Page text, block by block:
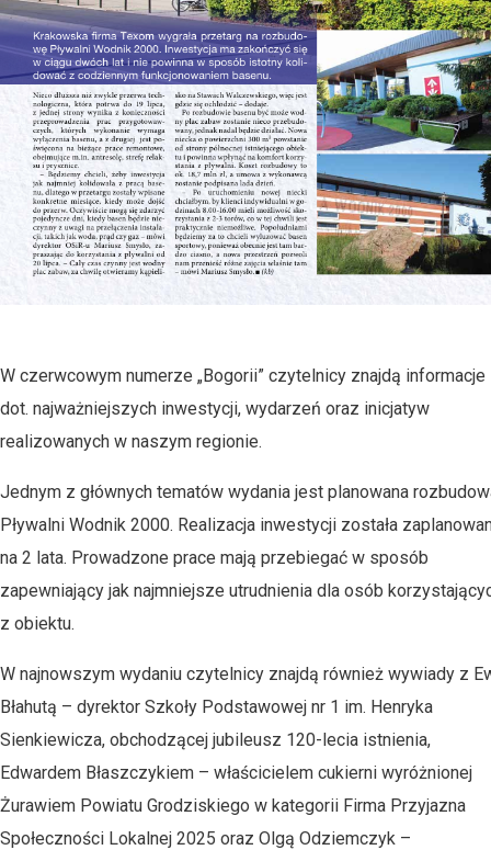
W czerwcowym numerze „Bogorii” czytelnicy znajdą informacje
dot. najważniejszych inwestycji, wydarzeń oraz inicjatyw
realizowanych w naszym regionie.
Jednym z głównych tematów wydania jest planowana
Pływalni Wodnik 2000. Realizacja inwestycji została
na 2 lata. Prowadzone prace mają przebiegać w sposób
zapewniający jak najmniejsze utrudnienia dla osób
z obiektu.
W najnowszym wydaniu czytelnicy znajdą również wywiady z
Błahutą – dyrektor Szkoły Podstawowej nr 1 im. Henryka
Sienkiewicza, obchodzącej jubileusz 120-lecia istnienia,
Edwardem Błaszczykiem – właścicielem cukierni wyróżnionej
Żurawiem Powiatu Grodziskiego w kategorii Firma Przyjazna
Społeczności Lokalnej 2025 oraz Olgą Odziemczyk –